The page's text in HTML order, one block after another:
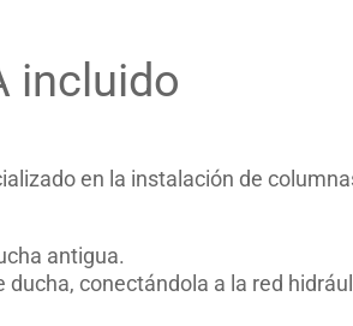
incluido
en la instalación de
antigua.
conectándola a la red